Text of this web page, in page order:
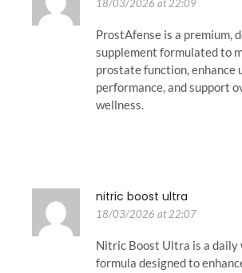
18/03/2026 at 22:09
ProstAfense is a premium,
supplement formulated to
prostate function, enhance
performance, and support
wellness.
nitric boost ultra
18/03/2026 at 22:07
Nitric Boost Ultra is a daily
formula designed to